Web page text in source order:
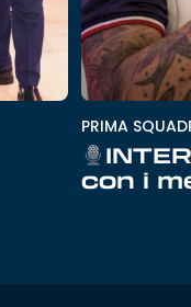
PRIMA
con i